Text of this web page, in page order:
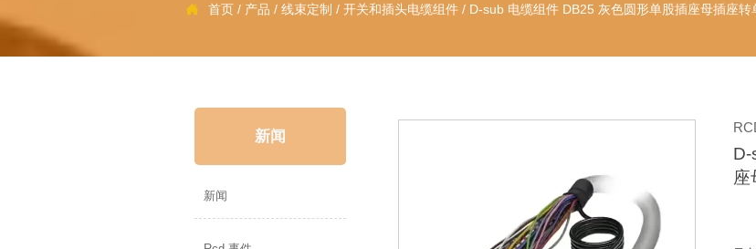
 首页 / 产品 /线束定制 /开关和插头电缆组件 / D-sub 电缆组件 DB25 灰色圆形单股插座母插座转
新闻
新闻
D-
座